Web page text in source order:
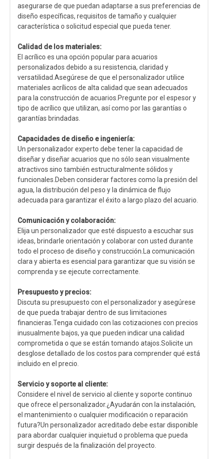
asegurarse de que puedan adaptarse a sus preferencias de
diseño específicas, requisitos de tamaño y cualquier
característica o solicitud especial que pueda tener.
Calidad de los materiales:
El acrílico es una opción popular para acuarios
personalizados debido a su resistencia, claridad y
versatilidad.Asegúrese de que el personalizador utilice
materiales acrílicos de alta calidad que sean adecuados
para la construcción de acuarios.Pregunte por el espesor y
tipo de acrílico que utilizan, así como por las garantías o
garantías brindadas.
Capacidades de diseño e ingeniería:
Un personalizador experto debe tener la capacidad de
diseñar y diseñar acuarios que no sólo sean visualmente
atractivos sino también estructuralmente sólidos y
funcionales.Deben considerar factores como la presión del
agua, la distribución del peso y la dinámica de flujo
adecuada para garantizar el éxito a largo plazo del acuario.
Comunicación y colaboración:
Elija un personalizador que esté dispuesto a escuchar sus
ideas, brindarle orientación y colaborar con usted durante
todo el proceso de diseño y construcción.La comunicación
clara y abierta es esencial para garantizar que su visión se
comprenda y se ejecute correctamente.
Presupuesto y precios:
Discuta su presupuesto con el personalizador y asegúrese
de que pueda trabajar dentro de sus limitaciones
financieras.Tenga cuidado con las cotizaciones con precios
inusualmente bajos, ya que pueden indicar una calidad
comprometida o que se están tomando atajos.Solicite un
desglose detallado de los costos para comprender qué está
incluido en el precio.
Servicio y soporte al cliente:
Considere el nivel de servicio al cliente y soporte continuo
que ofrece el personalizador.¿Ayudarán con la instalación,
el mantenimiento o cualquier modificación o reparación
futura?Un personalizador acreditado debe estar disponible
para abordar cualquier inquietud o problema que pueda
surgir después de la finalización del proyecto.